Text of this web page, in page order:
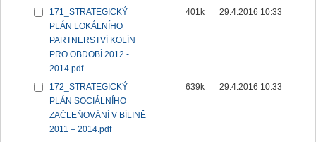
171_STRATEGICKÝ
PLÁN LOKÁLNÍHO
PARTNERSTVÍ KOLÍN
PRO OBDOBÍ 2012 -
2014.pdf
401k 29.4.2016 10:33
172_STRATEGICKÝ
PLÁN SOCIÁLNÍHO
ZAČLEŇOVÁNÍ V BÍLINĚ
2011 – 2014.pdf
639k 29.4.2016 10:33